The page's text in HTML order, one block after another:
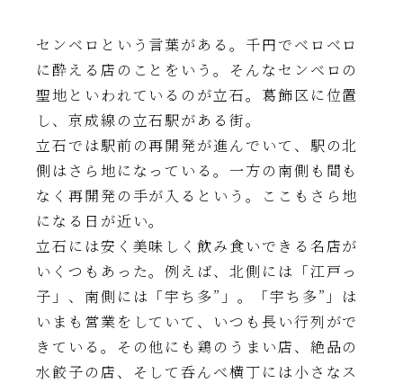
センベロという言葉がある。千円でベロベロ
に酔える店のことをいう。そんなセンベロの
聖地といわれているのが立石。葛飾区に位置
し、京成線の立石駅がある街。
立石では駅前の再開発が進んでいて、駅の北
側はさら地になっている。一方の南側も間も
なく再開発の手が入るという。ここもさら地
になる日が近い。
立石には安く美味しく飲み食いできる名店が
いくつもあった。例えば、北側には「江戸っ
子」、南側には「宇ち多”」。「宇ち多”」は
いまも営業をしていて、いつも長い行列がで
きている。その他にも鶏のうまい店、絶品の
水餃子の店、そして呑んべ横丁には小さなス